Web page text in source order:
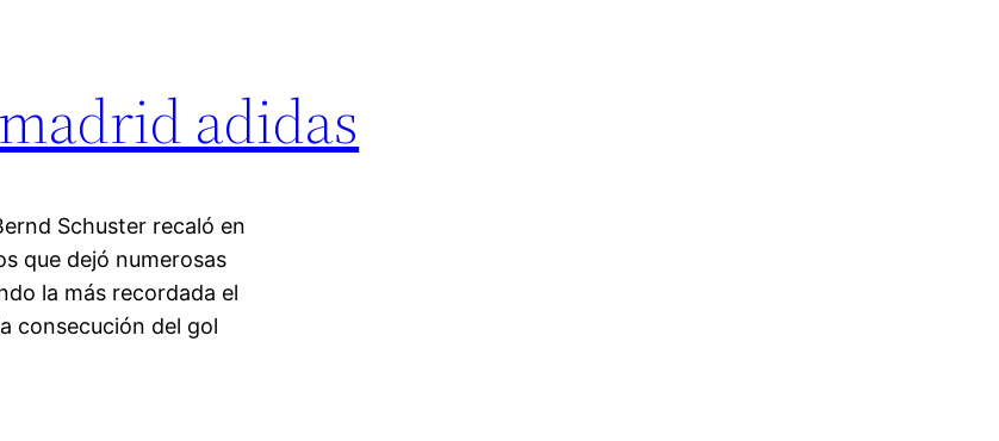
adidas
Schuster recaló en
que dejó numerosas
la más recordada el
consecución del gol